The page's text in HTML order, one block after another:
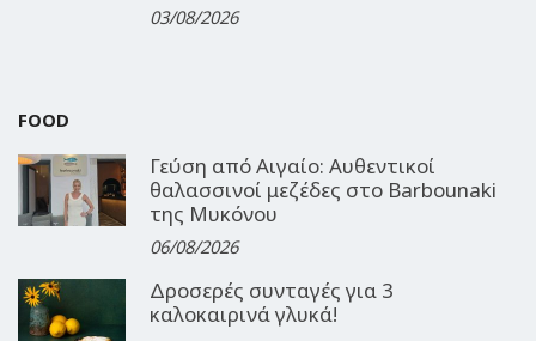
03/08/2026
FOOD
Γεύση από Αιγαίο: Αυθεντικοί
θαλασσινοί μεζέδες στο Barbounaki
της Μυκόνου
06/08/2026
Δροσερές συνταγές για 3
καλοκαιρινά γλυκά!